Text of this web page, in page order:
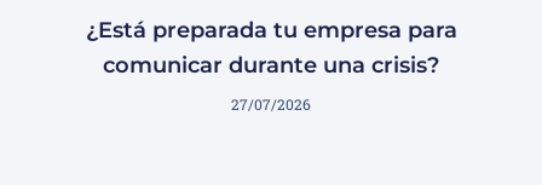
¿Está preparada tu empresa para
comunicar durante una crisis?
27/07/2026